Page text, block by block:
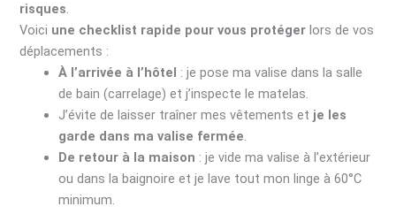
risques.
Voici une checklist rapide pour vous protéger lors de vos
déplacements :
À l’arrivée à l’hôtel : je pose ma valise dans la salle
de bain (carrelage) et j’inspecte le matelas.
J’évite de laisser traîner mes vêtements et je les
garde dans ma valise fermée.
De retour à la maison : je vide ma valise à l’extérieur
ou dans la baignoire et je lave tout mon linge à 60°C
minimum.